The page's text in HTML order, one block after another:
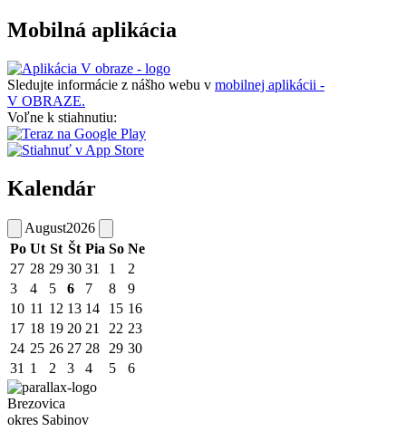
Mobilná aplikácia
Sledujte informácie z nášho webu v mobilnej aplikácii -
V OBRAZE.
Voľne k stiahnutiu:
Kalendár
August2026
Po Ut St Št Pia So Ne
27 28 29 30 31 1
2
3
4 5 6 7 8
9
10 11 12 13 14 15 16
17 18 19 20 21 22 23
24 25 26 27 28 29 30
31 1 2 3 4 5 6
Brezovica
okres Sabinov